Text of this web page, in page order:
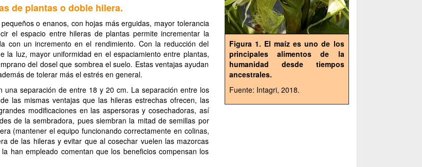
de plantas o doble hilera.
o enanos, con hojas más erguidas, mayor tolerancia
el espacio entre hileras de plantas permite incrementar la
con un incremento en el rendimiento. Con la reducción del
la luz, mayor uniformidad en el espaciamiento entre plantas,
del dosel que sombrea el suelo. Estas ventajas ayudan
de tolerar más el estrés en general.
separación de entre 18 y 20 cm. La separación entre los
las mismas ventajas que las hileras estrechas ofrecen, las
modificaciones en las aspersoras y cosechadoras, así
de la sembradora, pues siembran la mitad de semillas por
(mantener el equipo funcionando correctamente en colinas,
de las hileras y evitar que al cosechar vuelen las mazorcas
han empleado comentan que los beneficios compensan los
Figura 1. El maíz es uno de los
principales alimentos de la
humanidad desde tiempos
ancestrales.
Fuente: Intagri, 2018.